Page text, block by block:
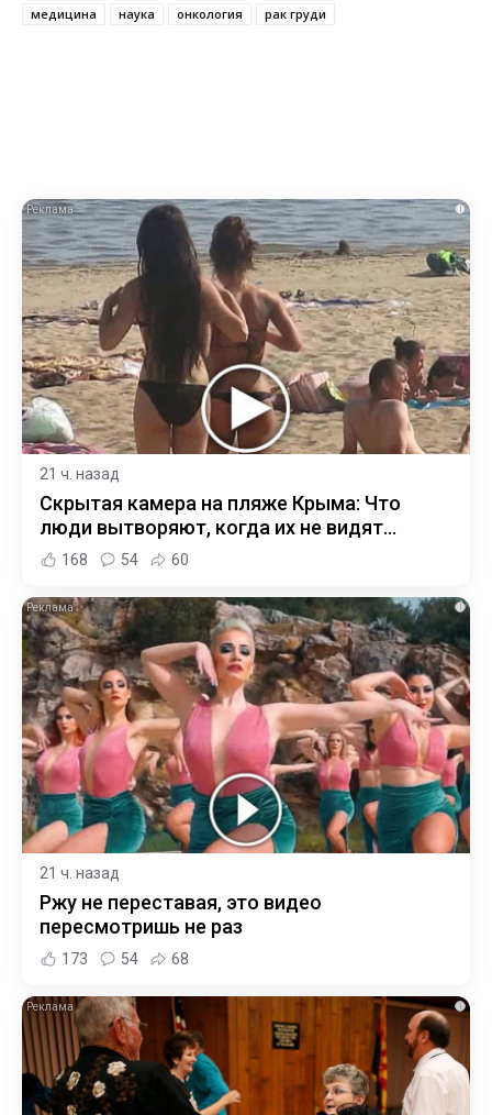
медицина наука онкология рак груди
i
21 ч. назад
Скрытая камера на пляже Крыма: Что
люди вытворяют, когда их не видят...
168 54 60
i
21 ч. назад
Ржу не переставая, это видео
пересмотришь не раз
173 54 68
i